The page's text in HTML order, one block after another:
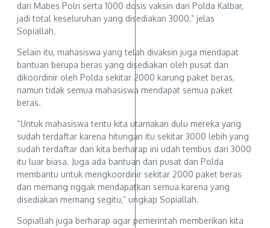
dari Mabes Polri serta 1000 dosis vaksin dari Polda Kalbar,
jadi total keseluruhan yang disediakan 3000,” jelas
Sopiallah.
Selain itu, mahasiswa yang telah divaksin juga mendapat
bantuan berupa beras yang disediakan oleh pusat dan
dikoordinir oleh Polda sekitar 2000 karung paket beras,
namun tidak semua mahasiswa mendapat semua paket
beras.
“Untuk mahasiswa tentu kita utamakan dulu mereka yang
sudah terdaftar karena hitungan itu sekitar 3000 lebih yang
sudah terdaftar dan kita berharap ini udah tembus dari 3000
itu luar biasa. Juga ada bantuan dari pusat dan Polda
membantu untuk mengkoordinir sekitar 2000 paket beras
dan memang nggak mendapatkan semua karena yang
disediakan memang segitu,” ungkap Sopiallah.
Sopiallah juga berharap agar pemerintah memberikan kita